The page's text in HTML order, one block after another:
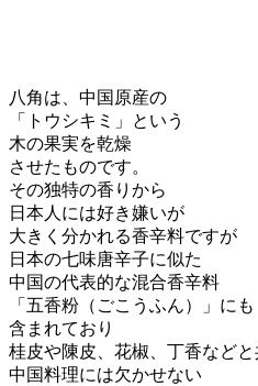
八角は、中国原産の
「トウシキミ」という
木の果実を乾燥
させたものです。
その独特の香りから
日本人には好き嫌いが
大きく分かれる香辛料ですが
日本の七味唐辛子に似た
中国の代表的な混合香辛料
「五香粉（ごこうふん）」にも
含まれており
桂皮や陳皮、花椒、丁香などと
中国料理には欠かせない